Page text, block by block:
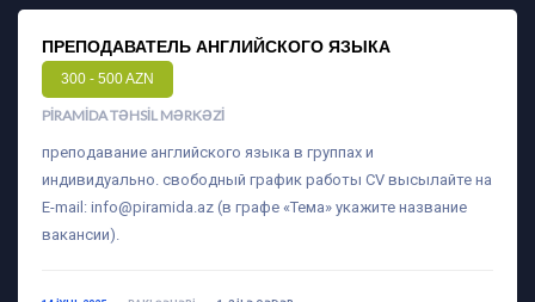
ПРЕПОДАВАТЕЛЬ АНГЛИЙСКОГО ЯЗЫКА
300 - 500 AZN
PIRAMIDA TƏHSIL MƏRKƏZI
преподавание английского языка в группах и
индивидуально. свободный график работы CV высылайте на
E-mail: info@piramida.az (в графе «Тема» укажите название
вакансии).